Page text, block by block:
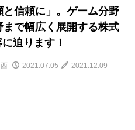
と信頼に」。ゲーム分野
で幅広く展開する株式
迫ります！
2021.07.05 2021.12.09